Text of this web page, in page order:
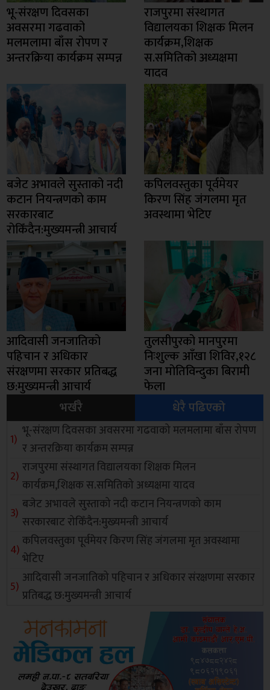
भू-संरक्षण दिवसका
अवसरमा गढवाको
मलमलामा बाँस रोपण र
अन्तरक्रिया कार्यक्रम सम्पन्न
राजपुरमा संस्थागत
विद्यालयका शिक्षक मिलन
कार्यक्रम,शिक्षक
स.समितिको अध्यक्षमा
यादव
बजेट अभावले सुस्ताको नदी
कटान नियन्त्रणको काम
सरकारबाट
रोकिँदैन:मुख्यमन्त्री आचार्य
कपिलवस्तुका पूर्वमेयर
किरण सिंह जंगलमा मृत
अवस्थामा भेटिए
आदिवासी जनजातिको
पहिचान र अधिकार
संरक्षणमा सरकार प्रतिबद्ध
छ:मुख्यमन्त्री आचार्य
तुलसीपुरको मानपुरमा
निःशुल्क आँखा शिविर,१२८
जना मोतिविन्दुका बिरामी
फेला
भर्खरै
धेरै पढिएको
भू-संरक्षण दिवसका अवसरमा गढवाको मलमलामा बाँस रोपण
र अन्तरक्रिया कार्यक्रम सम्पन्न
राजपुरमा संस्थागत विद्यालयका शिक्षक मिलन
कार्यक्रम,शिक्षक स.समितिको अध्यक्षमा यादव
बजेट अभावले सुस्ताको नदी कटान नियन्त्रणको काम
सरकारबाट रोकिँदैन:मुख्यमन्त्री आचार्य
कपिलवस्तुका पूर्वमेयर किरण सिंह जंगलमा मृत अवस्थामा
भेटिए
आदिवासी जनजातिको पहिचान र अधिकार संरक्षणमा सरकार
प्रतिबद्ध छ:मुख्यमन्त्री आचार्य